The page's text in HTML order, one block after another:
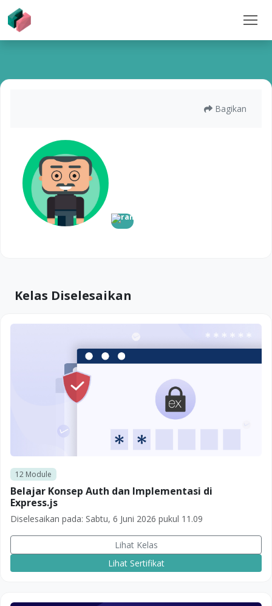
Bagikan
Kelas Diselesaikan
12Module
Belajar Konsep Auth dan Implementasi di
Express.js
Diselesaikan pada: Sabtu, 6 Juni 2026 pukul 11.09
Lihat Kelas
Lihat Sertifikat